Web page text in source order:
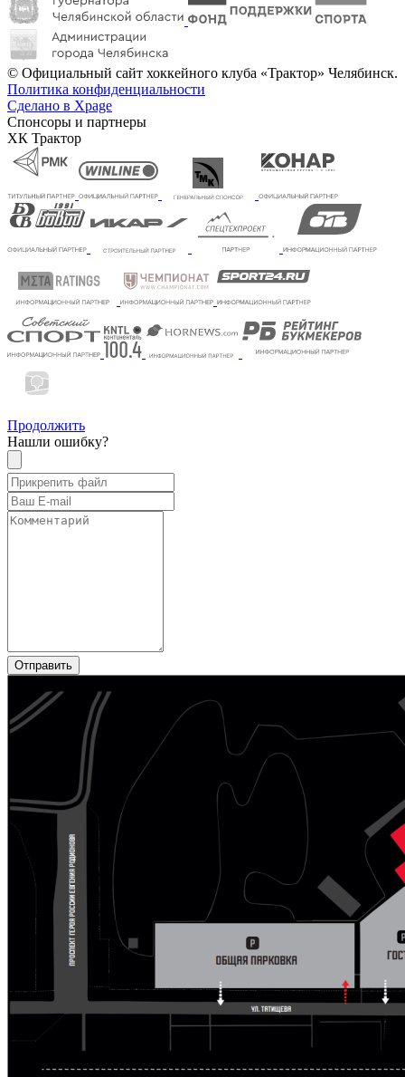
© Официальный сайт хоккейного клуба «Трактор» Челябинск.
Политика конфиденциальности
Сделано в Xpage
Спонсоры и партнеры
ХК Трактор
Продолжить
Нашли ошибку?